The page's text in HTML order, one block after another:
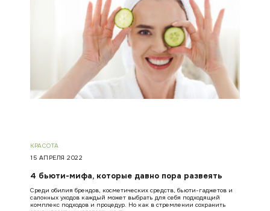
КРАСОТА
15 АПРЕЛЯ 2022
4 бьюти-мифа, которые давно пора развеять
Среди обилия брендов, косметических средств, бьюти-гаджетов и
салонных уходов каждый может выбрать для себя подходящий
комплекс подходов и процедур. Но как в стремлении сохранить